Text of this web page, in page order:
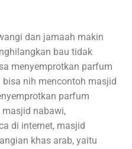
dan jamaah makin
bau tidak
menyemprotkan parfum
bisa nih mencontoh masjid
parfum
masjid nabawi,
di internet, masjid
khas arab, yaitu